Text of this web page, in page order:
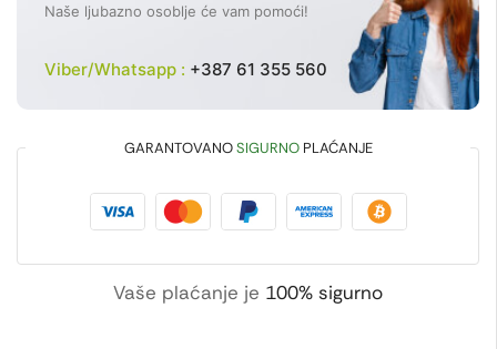
Naše ljubazno osoblje će vam pomoći!
Viber/Whatsapp : +387 61 355 560
GARANTOVANOSIGURNOPLAĆANJE
Vaše plaćanje je 100% sigurno